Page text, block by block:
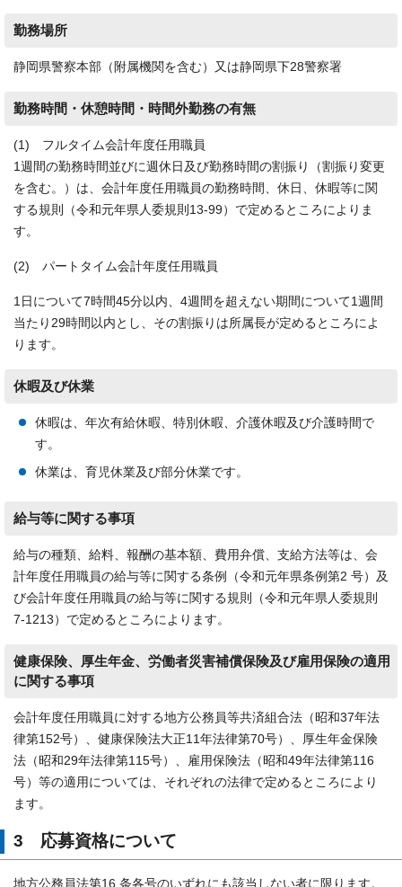
勤務場所
静岡県警察本部（附属機関を含む）又は静岡県下28警察署
勤務時間・休憩時間・時間外勤務の有無
(1) フルタイム会計年度任用職員
1週間の勤務時間並びに週休日及び勤務時間の割振り（割振り変更
を含む。）は、会計年度任用職員の勤務時間、休日、休暇等に関
する規則（令和元年県人委規則13-99）で定めるところによりま
す。
(2) パートタイム会計年度任用職員
1日について7時間45分以内、4週間を超えない期間について1週間
当たり29時間以内とし、その割振りは所属長が定めるところによ
ります。
休暇及び休業
休暇は、年次有給休暇、特別休暇、介護休暇及び介護時間で
す。
休業は、育児休業及び部分休業です。
給与等に関する事項
給与の種類、給料、報酬の基本額、費用弁償、支給方法等は、会
計年度任用職員の給与等に関する条例（令和元年県条例第2 号）及
び会計年度任用職員の給与等に関する規則（令和元年県人委規則
7-1213）で定めるところによります。
健康保険、厚生年金、労働者災害補償保険及び雇用保険の適用
に関する事項
会計年度任用職員に対する地方公務員等共済組合法（昭和37年法
律第152号）、健康保険法大正11年法律第70号）、厚生年金保険
法（昭和29年法律第115号）、雇用保険法（昭和49年法律第116
号）等の適用については、それぞれの法律で定めるところにより
ます。
3 応募資格について
地方公務員法第16 条各号のいずれにも該当しない者に限ります。